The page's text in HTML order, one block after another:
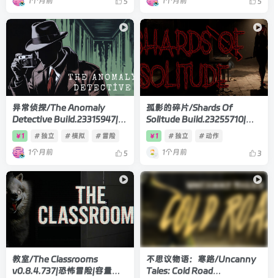
异常侦探/The Anomaly
Detective Build.23315947|恐
怖冒险|容量1.9GB|官方中文版
￥1 # 独立 # 模拟 # 冒险
1个月前 5
孤影的碎片/Shards Of
Solitude Build.23255710|恐
怖冒险|容量6.8GB|官方中文版
￥1 # 独立 # 动作
1个月前 3
教室/The Classrooms
v0.8.4.737|恐怖冒险|容量
不思议物语：寒路/Uncanny
Tales: Cold Road